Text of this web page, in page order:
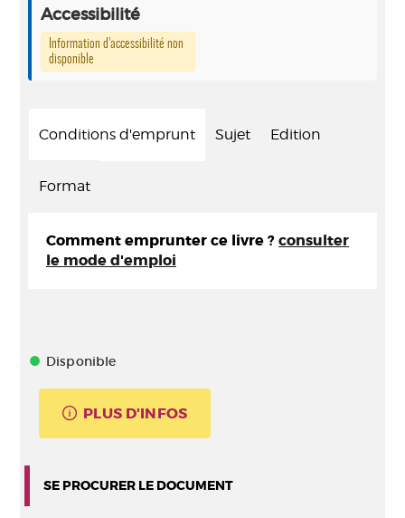
Accessibilité
Information d’accessibilité non
disponible
Conditions d'emprunt Sujet Edition
Format
Comment emprunter ce livre ? consulter
le mode d'emploi
Disponible
PLUS D'INFOS
SE PROCURER LE DOCUMENT